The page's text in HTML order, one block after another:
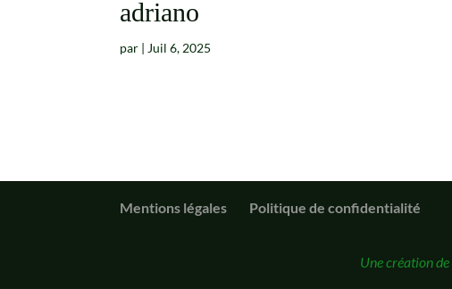
adriano
par | Juil 6, 2025
Mentions légales Politique de confidentialité
Une création de